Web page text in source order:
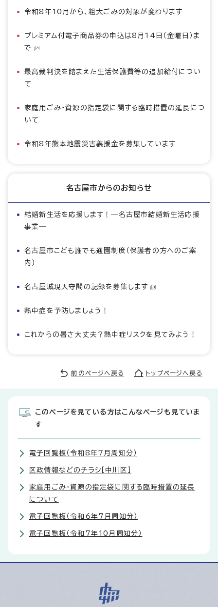
令和8年10月から、粗大ごみの対象が変わります
プレミアム付電子商品券の申込は8月14日（金曜日）ま
で
最高裁判決を踏まえた生活保護費等の追加給付につい
て
家庭用ごみ・資源の指定袋に関する臨時措置の延長につ
いて
令和8年熊本地震災害義援金を募集しています
名古屋市からのお知らせ
結婚新生活を応援します！―名古屋市結婚新生活応援
事業―
名古屋市こども誰でも通園制度（保護者の方へのご案
内）
名古屋城現天守閣の記録を募集します
熱中症を予防しましょう！
これからの暑さ大丈夫？熱中症リスクを見てみよう！
前のページへ戻る トップページへ戻る
このページを見ている方はこんなページも見ていま
す
電子回覧板（令和8年7月周知分）
区政情報などのチラシ［中川区］
家庭用ごみ・資源の指定袋に関する臨時措置の延長
について
電子回覧板（令和6年7月周知分）
電子回覧板（令和7年10月周知分）